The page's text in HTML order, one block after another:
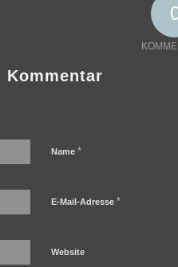
Kommentar
Name *
E-Mail-Adresse *
Website